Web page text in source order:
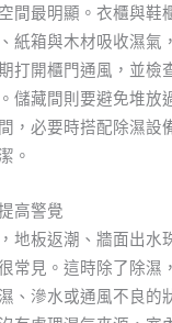
間最明顯。衣櫃與鞋
紙箱與木材吸收濕氣
打開櫃門通風，並檢
儲藏間則要避免堆放
，必要時搭配除濕設
。
高警覺
地板返潮、牆面出水
常見。這時除了除濕
、滲水或通風不良的